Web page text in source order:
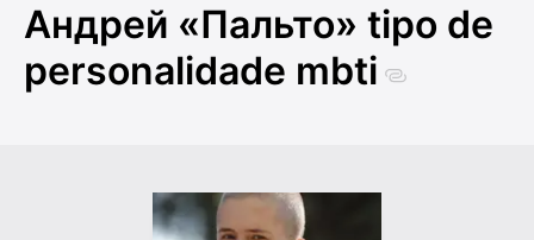
Андрей «Пальто» tipo de
personalidade mbti